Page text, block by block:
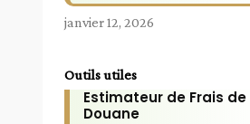
janvier 12, 2026
Outils utiles
Estimateur de Frais de
Douane